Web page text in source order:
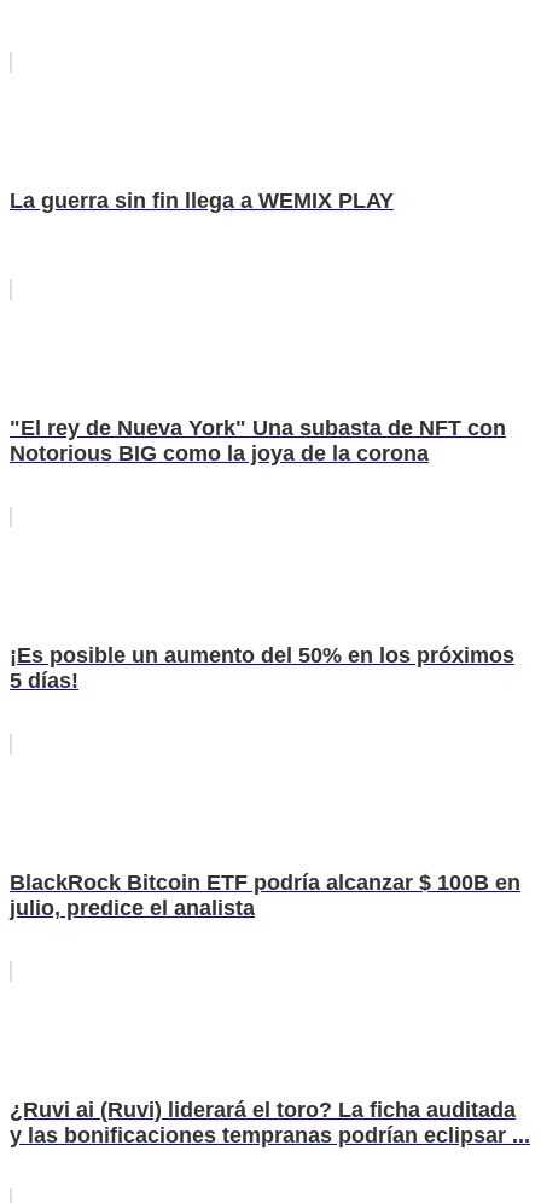
La guerra sin fin llega a WEMIX PLAY
"El rey de Nueva York" Una subasta de NFT con
Notorious BIG como la joya de la corona
¡Es posible un aumento del 50% en los próximos
5 días!
BlackRock Bitcoin ETF podría alcanzar $ 100B en
julio, predice el analista
¿Ruvi ai (Ruvi) liderará el toro? La ficha auditada
y las bonificaciones tempranas podrían eclipsar ...